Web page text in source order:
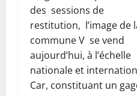
des sessions de
restitution, l’image de
commune V se vend
aujourd’hui, à l’échelle
nationale et
Car, constituant un